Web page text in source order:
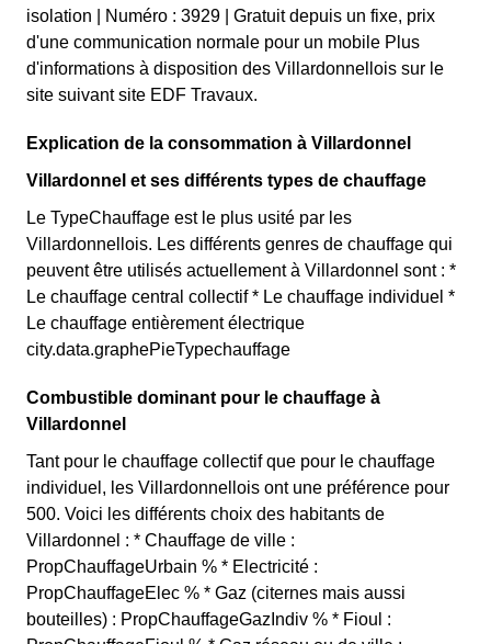
isolation | Numéro : 3929 | Gratuit depuis un fixe, prix
d'une communication normale pour un mobile Plus
d'informations à disposition des Villardonnellois sur le
site suivant site EDF Travaux.
Explication de la consommation à Villardonnel
Villardonnel et ses différents types de chauffage
Le TypeChauffage est le plus usité par les
Villardonnellois. Les différents genres de chauffage qui
peuvent être utilisés actuellement à Villardonnel sont : *
Le chauffage central collectif * Le chauffage individuel *
Le chauffage entièrement électrique
city.data.graphePieTypechauffage
Combustible dominant pour le chauffage à
Villardonnel
Tant pour le chauffage collectif que pour le chauffage
individuel, les Villardonnellois ont une préférence pour
500. Voici les différents choix des habitants de
Villardonnel : * Chauffage de ville :
PropChauffageUrbain % * Electricité :
PropChauffageElec % * Gaz (citernes mais aussi
bouteilles) : PropChauffageGazIndiv % * Fioul :